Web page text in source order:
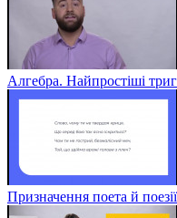
Алгебра. Найпростіші
Призначення поета й